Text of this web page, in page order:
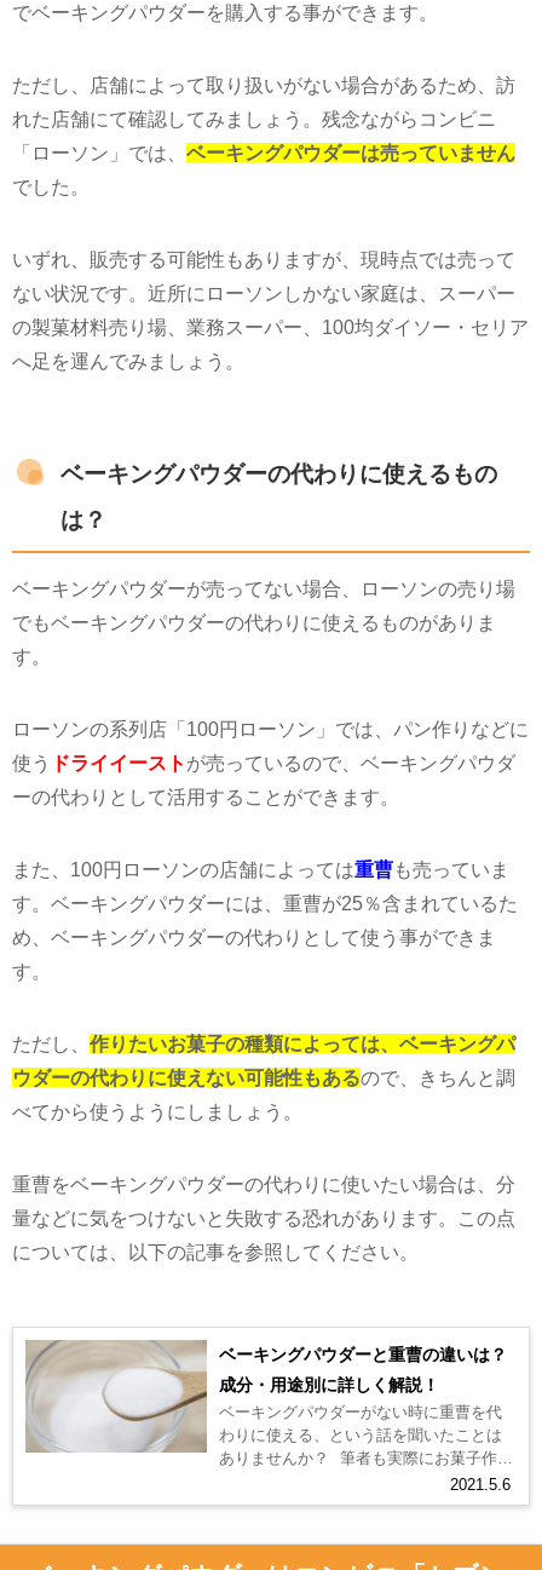
でベーキングパウダーを購入する事ができます。
ただし、店舗によって取り扱いがない場合があるため、訪
れた店舗にて確認してみましょう。残念ながらコンビニ
「ローソン」では、 ベーキングパウダーは売っていません
でした。
いずれ、販売する可能性もありますが、現時点では売って
ない状況です。近所にローソンしかない家庭は、スーパー
の製菓材料売り場、業務スーパー、 100均ダイソー・セリア
へ足を運んでみましょう。
ベーキングパウダーの代わりに使えるもの
は？
ベーキングパウダーが売ってない場合、ローソンの売り場
でもベーキングパウダーの代わりに使えるものがありま
す。
ローソンの系列店「100円ローソン」では、パン作りなどに
使う
ドライイースト が売っているので、ベーキングパウダ
ーの代わりとして活用することができます。
また、100円ローソンの店舗によっては重曹も売っていま
す。ベーキングパウダーには、重曹が25％含まれているた
め、ベーキングパウダーの代わりとして使う事ができま
す。
ただし、 作りたいお菓子の種類によっては、ベーキングパ
ウダーの代わりに使えない可能性もあるので、きちんと調
べてから使うようにしましょう。
重曹をベーキングパウダーの代わりに使いたい場合は、分
量などに気をつけないと失敗する恐れがあります。この点
については、以下の記事を参照してください。
ベーキングパウダーと重曹の違いは？
成分・用途別に詳しく解説！
2021.5.6
ベーキングパウダーがない時に重曹を代
わりに使える、という話を聞いたことは
ありませんか？ 筆者も実際にお菓子作り
の際にベーキングパウダーの代わりに重
曹を使ったことがありますが、そ...